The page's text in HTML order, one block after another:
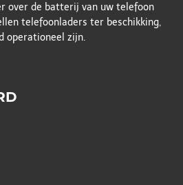
over de batterij van uw telefoon
telefoonladers ter beschikking,
operationeel zijn.